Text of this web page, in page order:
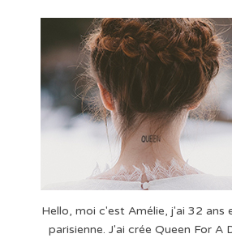
Hello, moi c'est Amélie, j'ai 32 ans
parisienne. J'ai crée Queen For A